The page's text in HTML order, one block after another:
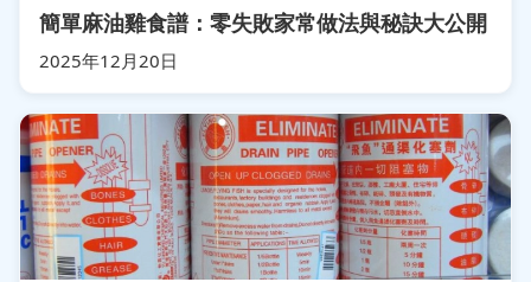
簡單麻油雞食譜：零失敗家常做法與秘訣大公開
2025年12月20日